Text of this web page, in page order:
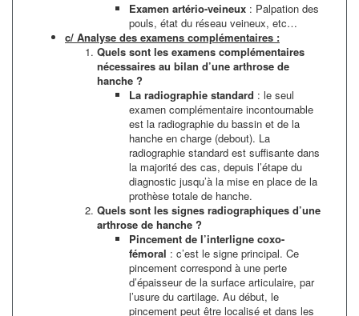
Examen artério-veineux : Palpation des
pouls, état du réseau veineux, etc…
c/ Analyse des examens complémentaires :
Quels sont les examens complémentaires
nécessaires au bilan d’une arthrose de
hanche ?
La radiographie standard : le seul
examen complémentaire incontournable
est la radiographie du bassin et de la
hanche en charge (debout). La
radiographie standard est suffisante dans
la majorité des cas, depuis l’étape du
diagnostic jusqu’à la mise en place de la
prothèse totale de hanche.
Quels sont les signes radiographiques d’une
arthrose de hanche ?
Pincement de l’interligne coxo-
fémoral : c’est le signe principal. Ce
pincement correspond à une perte
d’épaisseur de la surface articulaire, par
l’usure du cartilage. Au début, le
pincement peut être localisé et dans les